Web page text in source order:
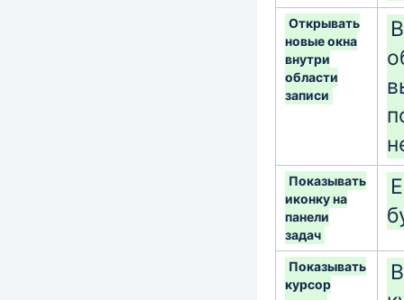
Открывать
новые окна
внутри
области
записи
Показывать
иконку на
панели
задач
Показывать
курсор